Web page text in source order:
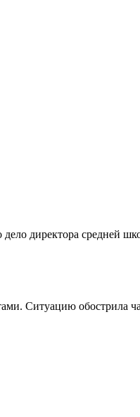
директора средней
Ситуацию обострила